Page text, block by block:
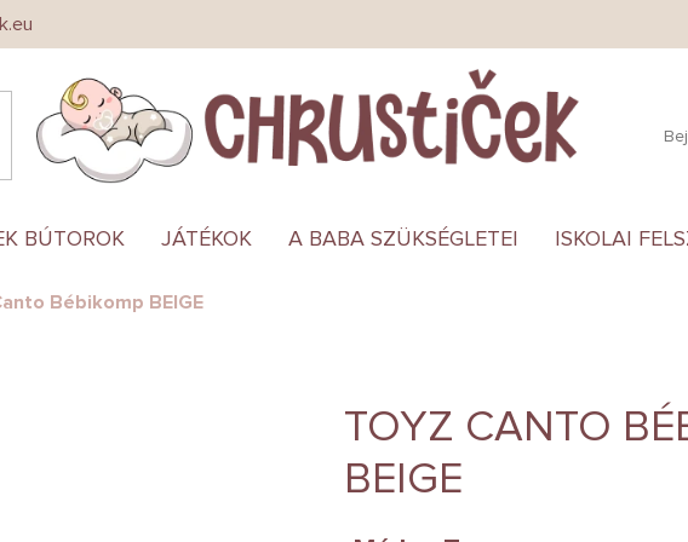
BÚTOROK JÁTÉKOK A BABA SZÜKSÉGLETEI ISKOLAI
Bébikomp BEIGE
TOYZ CANTO
BEIGE